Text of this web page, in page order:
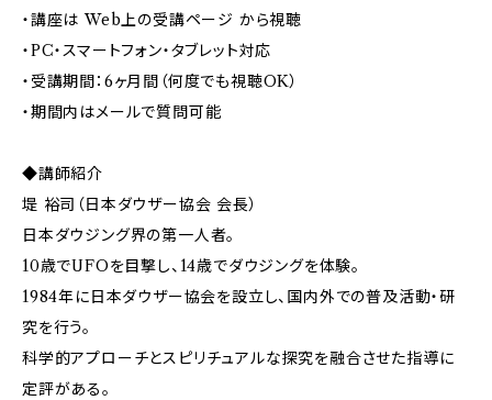
・講座は Web上の受講ページ から視聴
・PC・スマートフォン・タブレット対応
・受講期間：6ヶ月間（何度でも視聴OK）
・期間内はメールで質問可能
◆講師紹介
堤 裕司（日本ダウザー協会 会長）
日本ダウジング界の第一人者。
10歳でUFOを目撃し、14歳でダウジングを体験。
1984年に日本ダウザー協会を設立し、国内外での普及活動・研
究を行う。
科学的アプローチとスピリチュアルな探究を融合させた指導に
定評がある。